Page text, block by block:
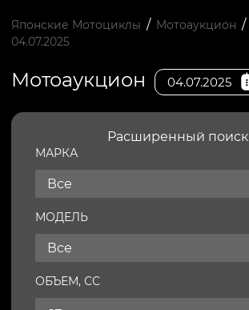
Японские Мотоциклы / Мотоаукцион /
04.07.2025
Мотоаукцион 04.07.2025
Расширенный поиск
МАРКА
Все
МОДЕЛЬ
Все
ОБЪЕМ, СС